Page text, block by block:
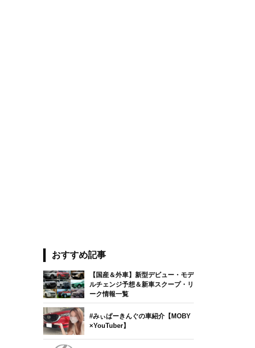
おすすめ記事
【国産＆外車】新型デビュー・モデ
ルチェンジ予想＆新車スクープ・リ
ーク情報一覧
#みぃぱーきんぐの車紹介【MOBY
×YouTuber】